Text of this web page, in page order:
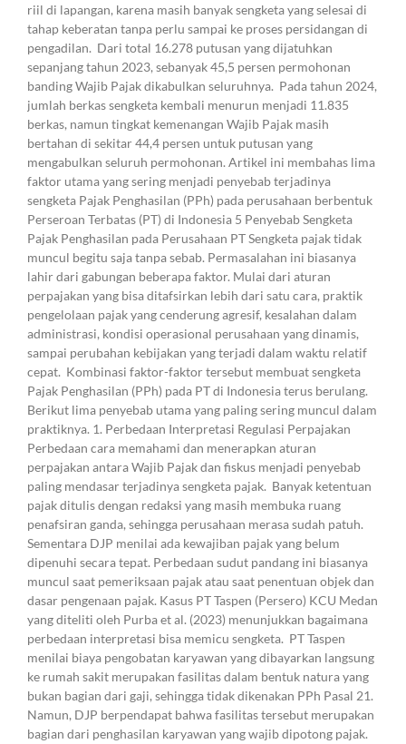
riil di lapangan, karena masih banyak sengketa yang selesai di
tahap keberatan tanpa perlu sampai ke proses persidangan di
pengadilan. Dari total 16.278 putusan yang dijatuhkan
sepanjang tahun 2023, sebanyak 45,5 persen permohonan
banding Wajib Pajak dikabulkan seluruhnya. Pada tahun 2024,
jumlah berkas sengketa kembali menurun menjadi 11.835
berkas, namun tingkat kemenangan Wajib Pajak masih
bertahan di sekitar 44,4 persen untuk putusan yang
mengabulkan seluruh permohonan. Artikel ini membahas lima
faktor utama yang sering menjadi penyebab terjadinya
sengketa Pajak Penghasilan (PPh) pada perusahaan berbentuk
Perseroan Terbatas (PT) di Indonesia 5 Penyebab Sengketa
Pajak Penghasilan pada Perusahaan PT Sengketa pajak tidak
muncul begitu saja tanpa sebab. Permasalahan ini biasanya
lahir dari gabungan beberapa faktor. Mulai dari aturan
perpajakan yang bisa ditafsirkan lebih dari satu cara, praktik
pengelolaan pajak yang cenderung agresif, kesalahan dalam
administrasi, kondisi operasional perusahaan yang dinamis,
sampai perubahan kebijakan yang terjadi dalam waktu relatif
cepat. Kombinasi faktor-faktor tersebut membuat sengketa
Pajak Penghasilan (PPh) pada PT di Indonesia terus berulang.
Berikut lima penyebab utama yang paling sering muncul dalam
praktiknya. 1. Perbedaan Interpretasi Regulasi Perpajakan
Perbedaan cara memahami dan menerapkan aturan
perpajakan antara Wajib Pajak dan fiskus menjadi penyebab
paling mendasar terjadinya sengketa pajak. Banyak ketentuan
pajak ditulis dengan redaksi yang masih membuka ruang
penafsiran ganda, sehingga perusahaan merasa sudah patuh.
Sementara DJP menilai ada kewajiban pajak yang belum
dipenuhi secara tepat. Perbedaan sudut pandang ini biasanya
muncul saat pemeriksaan pajak atau saat penentuan objek dan
dasar pengenaan pajak. Kasus PT Taspen (Persero) KCU Medan
yang diteliti oleh Purba et al. (2023) menunjukkan bagaimana
perbedaan interpretasi bisa memicu sengketa. PT Taspen
menilai biaya pengobatan karyawan yang dibayarkan langsung
ke rumah sakit merupakan fasilitas dalam bentuk natura yang
bukan bagian dari gaji, sehingga tidak dikenakan PPh Pasal 21.
Namun, DJP berpendapat bahwa fasilitas tersebut merupakan
bagian dari penghasilan karyawan yang wajib dipotong pajak.